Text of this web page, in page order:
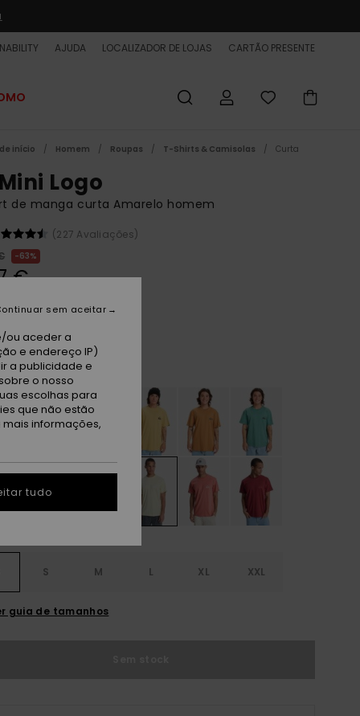
AJUDA LOCALIZADOR DE LOJAS CARTÃO PRESENTE
início Homem Roupas T-Shirts & Camisolas Curta
Logo
de manga curta Amarelo homem
(227 Avaliações)
63%
€
Glade
S M L XL XXL
guia de tamanhos
ou aceder a
e endereço IP)
a publicidade e
o nosso
escolhas para
que não estão
informações,
sem aceitar
tudo